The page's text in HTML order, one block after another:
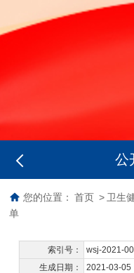
公
您的位置： 首页 > 卫生
单
索引号： wsj-2021-
生成日期：
2021-03-05